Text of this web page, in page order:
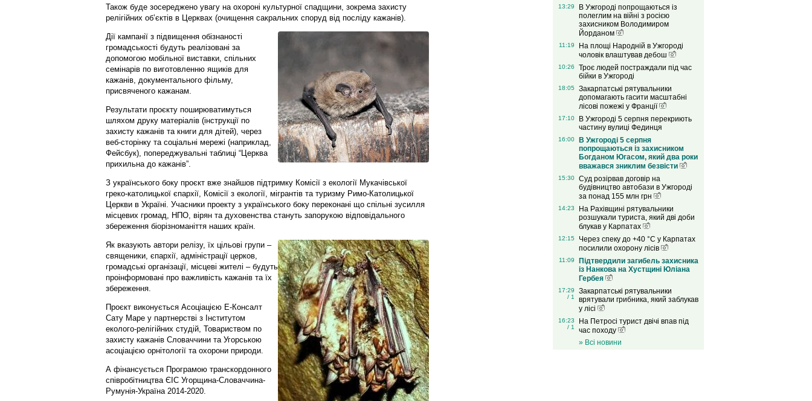
Також буде зосереджено увагу на охороні культурної спадщини, зокрема захисту
релігійних об’єктів в Церквах (очищення сакральних споруд від посліду кажанів).
Дії кампанії з підвищення обізнаності
громадськості будуть реалізовані за
допомогою мобільної виставки, спільних
семінарів по виготовленню ящиків для
кажанів, документального фільму,
присвяченого кажанам.
Результати проєкту поширюватимуться
шляхом друку матеріалів (інструкції по
захисту кажанів та книги для дітей), через
веб-сторінку та соціальні мережі (наприклад,
Фейсбук), попереджувальні таблиці “Церква
прихильна до кажанів”.
З українського боку проєкт вже знайшов підтримку Комісії з екології Мукачівської
греко-католицької єпархії, Комісії з екології, мігрантів та туризму Римо-Католицької
Церкви в Україні. Учасники проекту з українського боку переконані що спільні зусилля
місцевих громад, НПО, вірян та духовенства стануть запорукою відповідального
збереження біорізноманіття наших країн.
Як вказують автори релізу, їх цільові групи –
священики, єпархії, адміністрації церков,
громадські організації, місцеві жителі – будуть
проінформовані про важливість кажанів та їх
збереження.
Проєкт виконується Асоціацією Е-Консалт
Сату Маре у партнерстві з Інститутом
еколого-релігійних студій, Товариством по
захисту кажанів Словаччини та Угорською
асоціацією орнітології та охорони природи.
А фінансується Програмою транскордонного
співробітництва ЄІС Угорщина-Словаччина-
Румунія-Україна 2014-2020.
13:29
В Ужгороді попрощаються із
полеглим на війні з росією
захисником Володимиром
Йорданом
11:19
На площі Народній в Ужгороді
чоловік влаштував дебош
10:26
Троє людей постраждали під час
бійки в Ужгороді
18:05
Закарпатські рятувальники
допомагають гасити масштабні
лісові пожежі у Франції
17:10
В Ужгороді 5 серпня перекриють
частину вулиці Фединця
16:00
В Ужгороді 5 серпня
попрощаються із захисником
Богданом Югасом, який два роки
вважався зниклим безвісти
15:30
Суд розірвав договір на
будівництво автобази в Ужгороді
за понад 155 млн грн
14:23
На Рахівщині рятувальники
розшукали туриста, який дві доби
блукав у Карпатах
12:15
Через спеку до +40 °C у Карпатах
посилили охорону лісів
11:09
Підтвердили загибель захисника
із Нанкова на Хустщині Юліана
Гербея
17:29
/ 1
Закарпатські рятувальники
врятували грибника, який заблукав
у лісі
16:23
/ 1
На Петросі турист двічі впав під
час походу
» Всі новини